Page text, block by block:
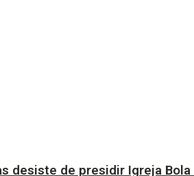
desiste de presidir Igreja Bola